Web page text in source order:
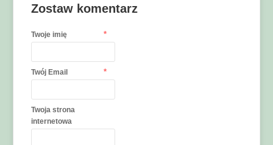
Zostaw komentarz
Twoje imię *
Twój Email *
Twoja strona
internetowa